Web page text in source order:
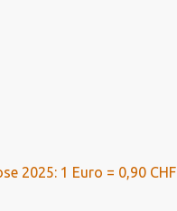
2025: 1 Euro = 0,90 CHF